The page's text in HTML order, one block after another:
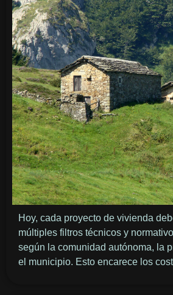
Hoy, cada proyecto de vivienda
múltiples filtros técnicos y
según la comunidad autónoma, la
el municipio. Esto encarece los